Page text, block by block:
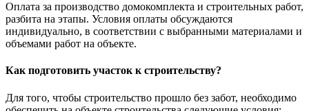
Оплата за производство домокомплекта и строительных работ,
разбита на этапы. Условия оплаты обсуждаются
индивидуально, в соответствии с выбранными материалами и
объемами работ на объекте.
Как подготовить участок к строительству?
Для того, чтобы строительство прошло без забот, необходимо